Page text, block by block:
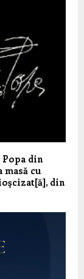
din
masă cu
din